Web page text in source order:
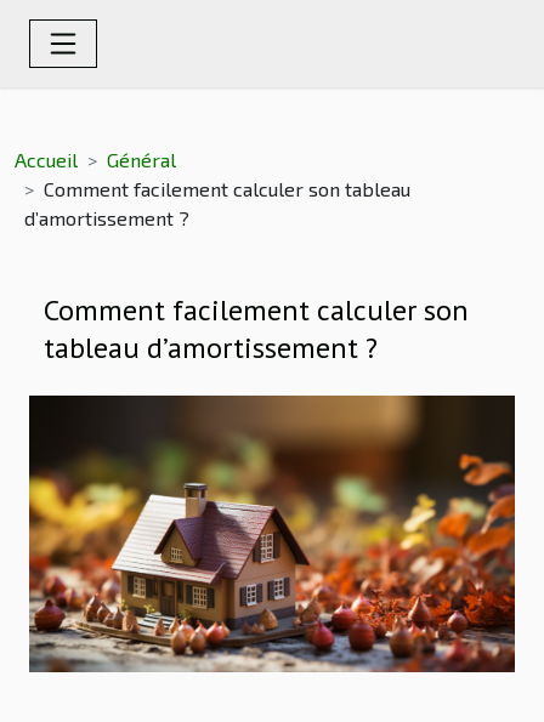
Accueil
Général
Comment facilement calculer son tableau
d’amortissement ?
Comment facilement calculer son
tableau d’amortissement ?